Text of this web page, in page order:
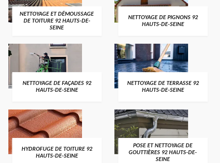
NETTOYAGE ET DÉMOUSSAGE
DE TOITURE 92 HAUTS-DE-
SEINE
NETTOYAGE DE PIGNONS 92
HAUTS-DE-SEINE
NETTOYAGE DE FAÇADES 92
HAUTS-DE-SEINE
NETTOYAGE DE TERRASSE 92
HAUTS-DE-SEINE
HYDROFUGE DE TOITURE 92
HAUTS-DE-SEINE
POSE ET NETTOYAGE DE
GOUTTIÈRES 92 HAUTS-DE-
SEINE